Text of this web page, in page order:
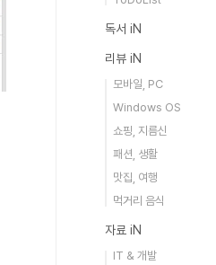
독서 iN
리뷰 iN
모바일, PC
Windows OS
쇼핑, 지름신
패션, 생활
맛집, 여행
먹거리 음식
자료 iN
IT & 개발